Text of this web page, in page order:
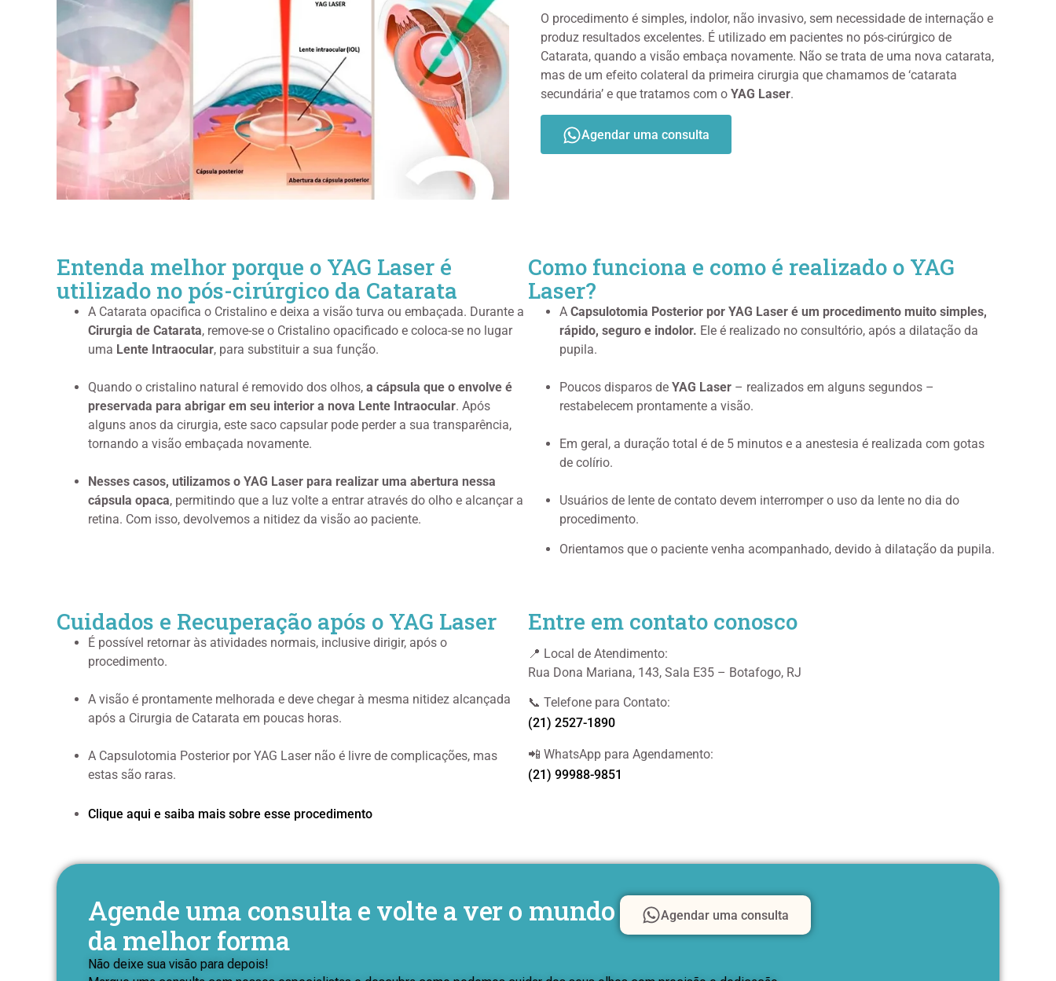
O procedimento é simples, indolor, não invasivo, sem necessidade de internação e
produz resultados excelentes. É utilizado em pacientes no pós-cirúrgico de
Catarata, quando a visão embaça novamente. Não se trata de uma nova catarata,
mas de um efeito colateral da primeira cirurgia que chamamos de ‘catarata
secundária’ e que tratamos com o YAG Laser.
Agendar uma consulta
Entenda melhor porque o YAG Laser é
utilizado no pós-cirúrgico da Catarata
A Catarata opacifica o Cristalino e deixa a visão turva ou embaçada. Durante a
Cirurgia de Catarata, remove-se o Cristalino opacificado e coloca-se no lugar
uma Lente Intraocular, para substituir a sua função.
Quando o cristalino natural é removido dos olhos, a cápsula que o envolve é
preservada para abrigar em seu interior a nova Lente Intraocular. Após
alguns anos da cirurgia, este saco capsular pode perder a sua transparência,
tornando a visão embaçada novamente.
Nesses casos, utilizamos o YAG Laser para realizar uma abertura nessa
cápsula opaca, permitindo que a luz volte a entrar através do olho e alcançar a
retina. Com isso, devolvemos a nitidez da visão ao paciente.
Como funciona e como é realizado o YAG
Laser?
A Capsulotomia Posterior por YAG Laser é um procedimento muito simples,
rápido, seguro e indolor. Ele é realizado no consultório, após a dilatação da
pupila.
Poucos disparos de YAG Laser – realizados em alguns segundos –
restabelecem prontamente a visão.
Em geral, a duração total é de 5 minutos e a anestesia é realizada com gotas
de colírio.
Usuários de lente de contato devem interromper o uso da lente no dia do
procedimento.
Orientamos que o paciente venha acompanhado, devido à dilatação da pupila.
Cuidados e Recuperação após o YAG Laser
É possível retornar às atividades normais, inclusive dirigir, após o
procedimento.
A visão é prontamente melhorada e deve chegar à mesma nitidez alcançada
após a Cirurgia de Catarata em poucas horas.
A Capsulotomia Posterior por YAG Laser não é livre de complicações, mas
estas são raras.
Clique aqui e saiba mais sobre esse procedimento
Entre em contato conosco
📍 Local de Atendimento:
Rua Dona Mariana, 143, Sala E35 – Botafogo, RJ
📞 Telefone para Contato:
(21) 2527-1890
📲 WhatsApp para Agendamento:
(21) 99988-9851
Agende uma consulta e volte a ver o mundo
da melhor forma
Agendar uma consulta
Não deixe sua visão para depois!